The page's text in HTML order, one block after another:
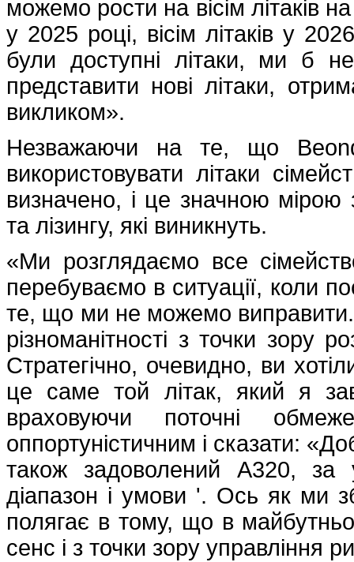
можемо рости на вісім літаків
у 2025 році, вісім літаків у
були доступні літаки, ми б
представити нові літаки,
викликом».
Незважаючи на те, що
використовувати літаки
визначено, і це значною мірою
та лізингу, які виникнуть.
«Ми розглядаємо все
перебуваємо в ситуації, коли
те, що ми не можемо
різноманітності з точки зору
Стратегічно, очевидно, ви
це саме той літак, який я
враховуючи поточні
оппортуністичним і сказати:
також задоволений A320,
діапазон і умови '. Ось як ми
полягає в тому, що в
сенс і з точки зору управління